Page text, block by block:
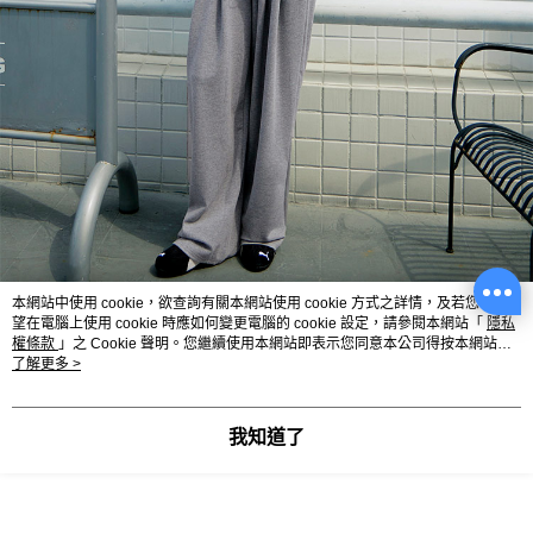
本網站中使用 cookie，欲查詢有關本網站使用 cookie 方式之詳情，及若您不希
望在電腦上使用 cookie 時應如何變更電腦的 cookie 設定，請參閱本網站「 隱私
權條款 」之 Cookie 聲明。您繼續使用本網站即表示您同意本公司得按本網站使
用條款之 Cookie 聲明使用 cookie。
了解更多 >
我知道了